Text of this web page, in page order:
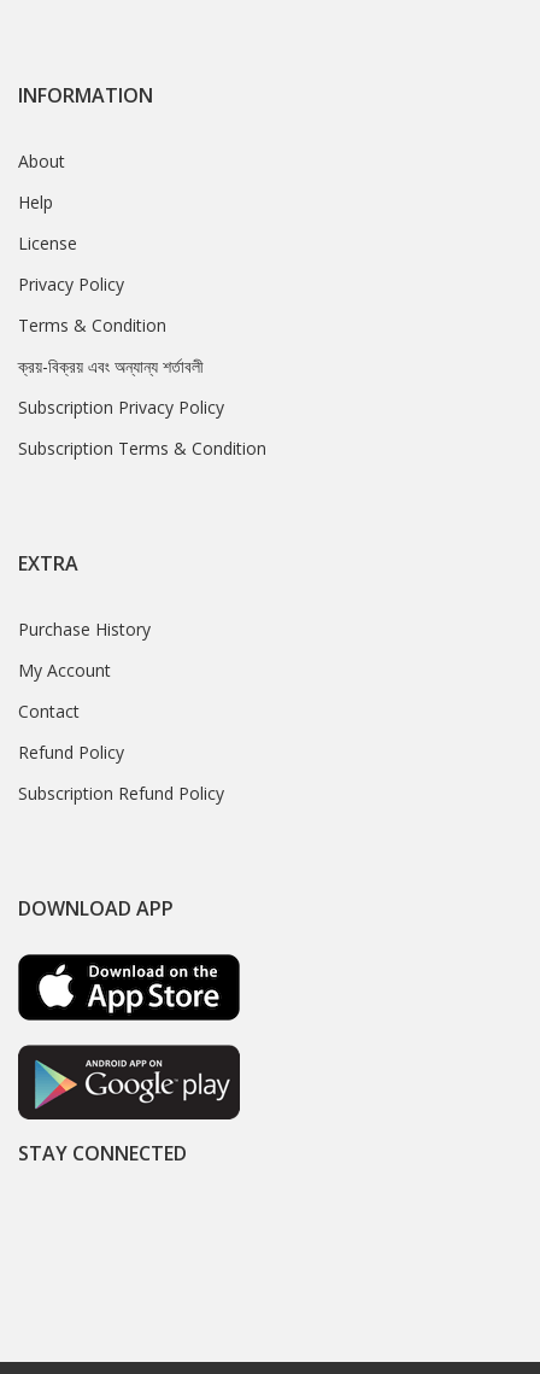
INFORMATION
About
Help
License
Privacy Policy
Terms & Condition
ক্রয়-বিক্রয় এবং অন্যান্য শর্তাবলী
Subscription Privacy Policy
Subscription Terms & Condition
EXTRA
Purchase History
My Account
Contact
Refund Policy
Subscription Refund Policy
DOWNLOAD APP
STAY CONNECTED